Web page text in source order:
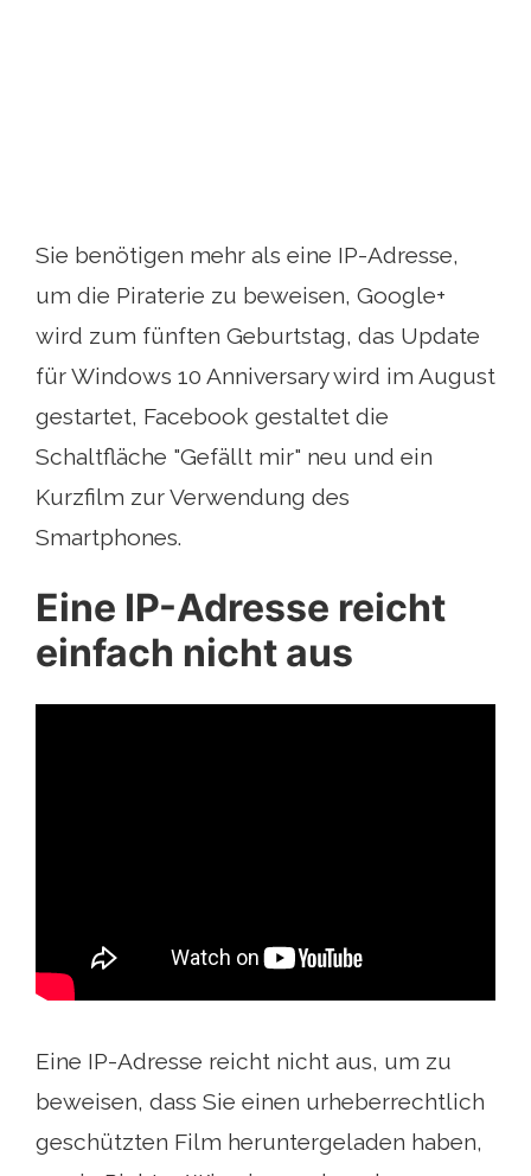
Sie benötigen mehr als eine IP-Adresse,
um die Piraterie zu beweisen, Google+
wird zum fünften Geburtstag, das Update
für Windows 10 Anniversary wird im August
gestartet, Facebook gestaltet die
Schaltfläche "Gefällt mir" neu und ein
Kurzfilm zur Verwendung des
Smartphones.
Eine IP-Adresse reicht
einfach nicht aus
Eine IP-Adresse reicht nicht aus, um zu
beweisen, dass Sie einen urheberrechtlich
geschützten Film heruntergeladen haben,